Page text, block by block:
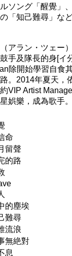
ソング「醒覺」
「知己難尋」な
アラン・ツェー
手及隊長的身[イ
除開始學習自食
。2014年夏天，
VIP Artist
娯樂，成為歌手。
命
留聲
的路
的塵埃
難尋
流浪
無絶對
息